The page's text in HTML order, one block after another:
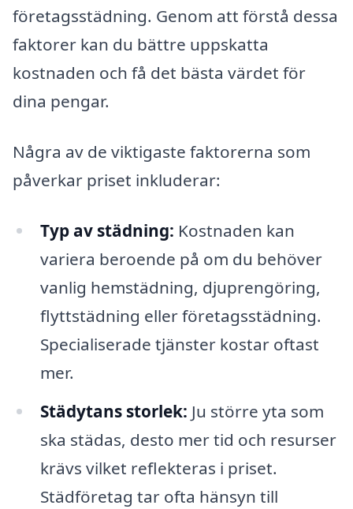
företagsstädning. Genom att förstå dessa
faktorer kan du bättre uppskatta
kostnaden och få det bästa värdet för
dina pengar.
Några av de viktigaste faktorerna som
påverkar priset inkluderar:
Typ av städning: Kostnaden kan
variera beroende på om du behöver
vanlig hemstädning, djuprengöring,
flyttstädning eller företagsstädning.
Specialiserade tjänster kostar oftast
mer.
Städytans storlek: Ju större yta som
ska städas, desto mer tid och resurser
krävs vilket reflekteras i priset.
Städföretag tar ofta hänsyn till